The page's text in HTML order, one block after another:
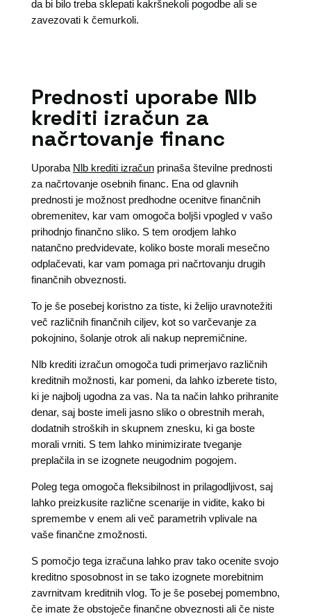
da bi bilo treba sklepati kakršnekoli pogodbe ali se
zavezovati k čemurkoli.
Prednosti uporabe Nlb
krediti izračun za
načrtovanje financ
Uporaba Nlb krediti izračunprinaša številne prednosti
za načrtovanje osebnih financ. Ena od glavnih
prednosti je možnost predhodne ocenitve finančnih
obremenitev, kar vam omogoča boljši vpogled v vašo
prihodnjo finančno sliko. S tem orodjem lahko
natančno predvidevate, koliko boste morali mesečno
odplačevati, kar vam pomaga pri načrtovanju drugih
finančnih obveznosti.
To je še posebej koristno za tiste, ki želijo uravnotežiti
več različnih finančnih ciljev, kot so varčevanje za
pokojnino, šolanje otrok ali nakup nepremičnine.
Nlb krediti izračun omogoča tudi primerjavo različnih
kreditnih možnosti, kar pomeni, da lahko izberete tisto,
ki je najbolj ugodna za vas. Na ta način lahko prihranite
denar, saj boste imeli jasno sliko o obrestnih merah,
dodatnih stroških in skupnem znesku, ki ga boste
morali vrniti. S tem lahko minimizirate tveganje
preplačila in se izognete neugodnim pogojem.
Poleg tega omogoča fleksibilnost in prilagodljivost, saj
lahko preizkusite različne scenarije in vidite, kako bi
spremembe v enem ali več parametrih vplivale na
vaše finančne zmožnosti.
S pomočjo tega izračuna lahko prav tako ocenite svojo
kreditno sposobnost in se tako izognete morebitnim
zavrnitvam kreditnih vlog. To je še posebej pomembno,
če imate že obstoječe finančne obveznosti ali če niste